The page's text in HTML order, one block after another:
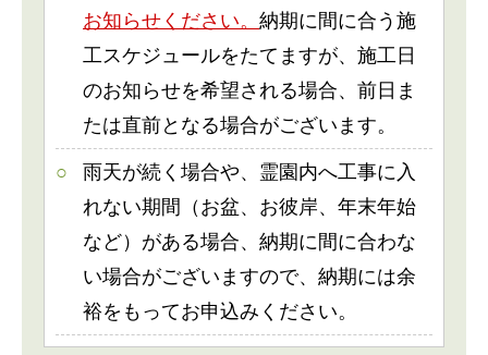
お知らせください。 納期に間に合う施
工スケジュールをたてますが、施工日
のお知らせを希望される場合、前日ま
たは直前となる場合がございます。
雨天が続く場合や、霊園内へ工事に入
れない期間（お盆、お彼岸、年末年始
など）がある場合、納期に間に合わな
い場合がございますので、納期には余
裕をもってお申込みください。